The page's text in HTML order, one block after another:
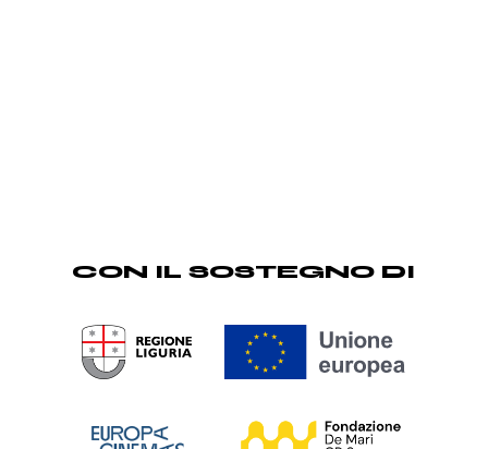
CON IL SOSTEGNO DI